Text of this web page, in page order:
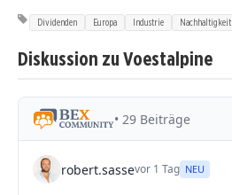
Dividenden Europa Industrie Nachhaltigkeit
Diskussion zu Voestalpine